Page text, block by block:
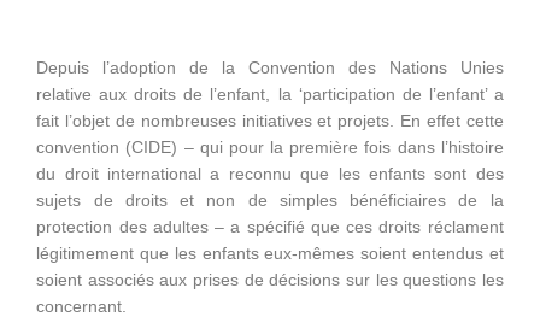
Depuis l’adoption de la Convention des Nations Unies
relative aux droits de l’enfant, la ‘participation de l’enfant’ a
fait l’objet de nombreuses initiatives et projets. En effet cette
convention (CIDE) – qui pour la première fois dans l’histoire
du droit international a reconnu que les enfants sont des
sujets de droits et non de simples bénéficiaires de la
protection des adultes – a spécifié que ces droits réclament
légitimement que les enfants eux-mêmes soient entendus et
soient associés aux prises de décisions sur les questions les
concernant.